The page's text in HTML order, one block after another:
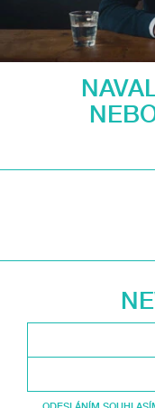
ODESLÁNÍM